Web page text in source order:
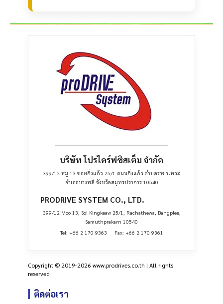
บริษัท โปรไดร์ฟซิสเต็ม จำกัด
399/12 หมู่ 13 ซอยกิ่งแก้ว 25/1 ถนนกิ่งแก้ว ตำบลราชาเทวะ
อำเภอบางพลี จังหวัดสมุทรปราการ 10540
PRODRIVE SYSTEM CO., LTD.
399/12 Moo 13, Soi Kingkeaw 25/1, Rachathewa, Bangplee,
Samuthprakarn 10540
Tel: +66 2 170 9363 Fax: +66 2 170 9361
Copyright © 2019-2026 www.prodrives.co.th | All rights
reserved
ติดต่อเรา